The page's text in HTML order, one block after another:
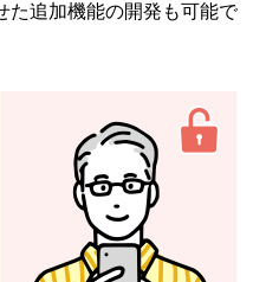
た追加機能の開発も可能で